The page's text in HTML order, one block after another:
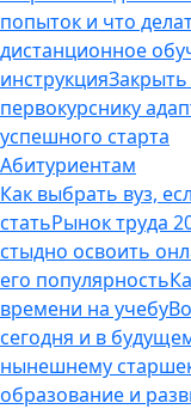
попыток и что
дистанционное
инструкцияЗакрыть
первокурснику
успешного старта
Абитуриентам
Как выбрать вуз,
статьРынок труда
стыдно освоить
его популярность
времени на учебу
сегодня и в
нынешнему
образование и